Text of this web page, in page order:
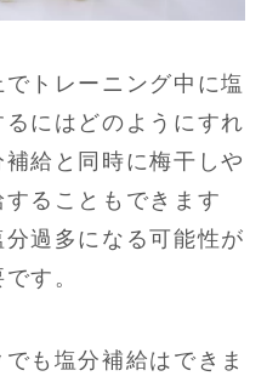
トレーニング中に塩
にはどのようにすれ
給と同時に梅干しや
ることもできます
過多になる可能性が
す。
も塩分補給はできま